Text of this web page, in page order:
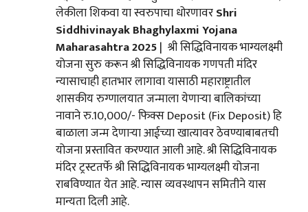
लेकीला शिकवा या स्वरुपाचा धोरणावरShri
Siddhivinayak Bhaghylaxmi Yojana
Maharasahtra 2025| श्री सिद्धिविनायक भाग्यलक्ष्मी
योजना सुरु करून श्री सिद्धिविनायक गणपती मंदिर
न्यासाचाही हातभार लागावा यासाठी महाराष्ट्रातील
शासकीय रुग्णालयात जन्माला येणाऱ्या बालिकांच्या
नावाने रु.10,000/- फिक्स Deposit (Fix Deposit) हि
बाळाला जन्म देणाऱ्या आईच्या खात्यावर ठेवण्याबाबतची
योजना प्रस्तावित करण्यात आली आहे. श्री सिद्धिविनायक
मंदिर ट्रस्टतर्फे श्री सिद्धिविनायक भाग्यलक्ष्मी योजना
राबविण्यात येत आहे. न्यास व्यवस्थापन समितीने यास
मान्यता दिली आहे.